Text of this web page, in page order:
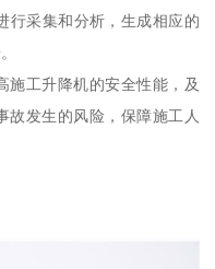
行采集和分析，生成相应的
施工升降机的安全性能，及
故发生的风险，保障施工人